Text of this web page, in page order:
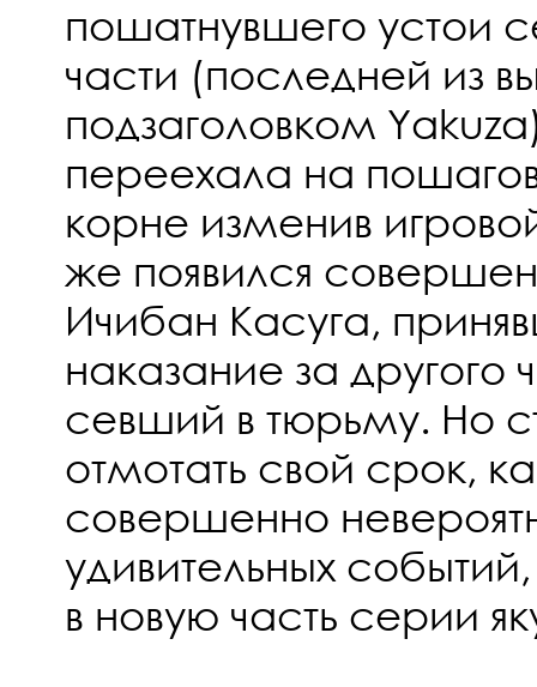
пошатнувшего устои
части (последней из
подзаголовком
переехала на
корне изменив
же появился
Ичибан Касуга,
наказание за другого
севший в тюрьму. Но
отмотать свой срок,
совершенно
удивительных
в новую часть серии